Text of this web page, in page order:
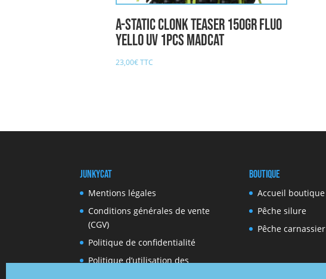
A-STATIC CLONK TEASER 150gr FLUO
YELLO UV 1pcs MADCAT
23,00€ TTC
JunkyCat
Mentions légales
Conditions générales de vente
(CGV)
Politique de confidentialité
Politique d’utilisation des
Boutique
Accueil boutique
Pêche silure
Pêche carnassier